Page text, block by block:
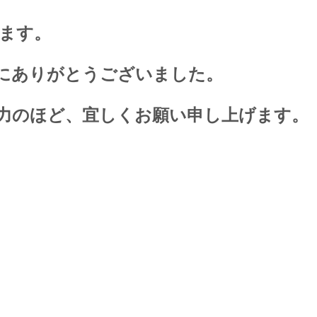
す。
りがとうございました。
ほど、宜しくお願い申し上げます。